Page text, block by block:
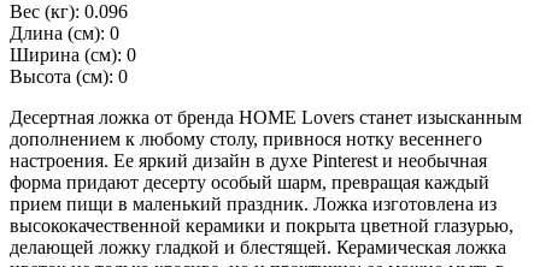
Вес (кг): 0.096
Длина (см): 0
Ширина (см): 0
Высота (см): 0
Десертная ложка от бренда HOME Lovers станет изысканным
дополнением к любому столу, привнося нотку весеннего
настроения. Ее яркий дизайн в духе Pinterest и необычная
форма придают десерту особый шарм, превращая каждый
прием пищи в маленький праздник. Ложка изготовлена из
высококачественной керамики и покрыта цветной глазурью,
делающей ложку гладкой и блестящей. Керамическая ложка